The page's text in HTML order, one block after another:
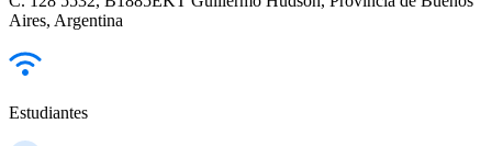
Aires, Argentina
Estudiantes